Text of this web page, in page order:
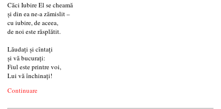
Căci Iubire El se cheamă
şi din ea ne-a zămislit –
cu iubire, de aceea,
de noi este răsplătit.
Lăudaţi şi cîntaţi
şi vă bucuraţi:
Fiul este printre voi,
Lui vă închinaţi!
Continuare